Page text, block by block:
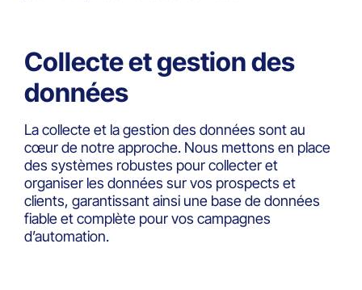
Collecte et gestion des
données
La collecte et la gestion des données sont au
cœur de notre approche. Nous mettons en place
des systèmes robustes pour collecter et
organiser les données sur vos prospects et
clients, garantissant ainsi une base de données
fiable et complète pour vos campagnes
d’automation.